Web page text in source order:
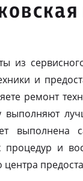
из
и
ремонт
выполняют
выполнена
процедур и
центра